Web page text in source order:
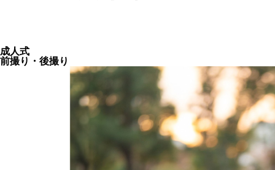
成人式
前撮り・後撮り